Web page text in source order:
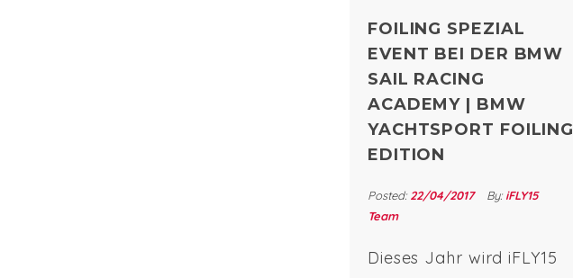
FOILING SPEZIAL
EVENT BEI DER BMW
SAIL RACING
ACADEMY | BMW
YACHTSPORT FOILING
EDITION
Posted: 22/04/2017 By: iFLY15
Team
Dieses Jahr wird iFLY15